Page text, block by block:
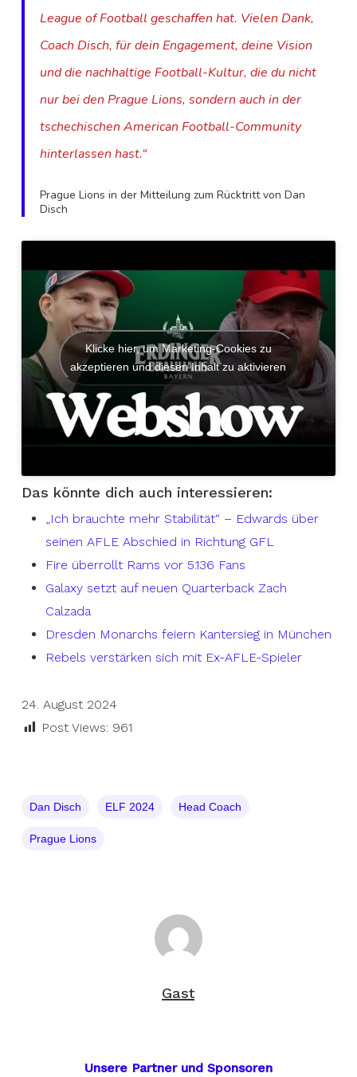
League of Football geschaffen hat. Vielen Dank,
Coach Disch, für dein Engagement, deine Vision
und die nachhaltige Football-Kultur, die du nicht
nur bei den Prague Lions, sondern auch in der
tschechischen American Football-Community
hinterlassen hast.“
Prague Lions in der Mitteilung zum Rücktritt von Dan
Disch
Klicke hier, um Marketing-Cookies zu
akzeptieren und diesen Inhalt zu aktivieren
Das könnte dich auch interessieren:
„Ich brauchte mehr Stabilität“ – Edwards über
seinen AFLE Abschied in Richtung GFL
Fire überrollt Rams vor 5.136 Fans
Galaxy setzt auf neuen Quarterback Zach
Calzada
Dresden Monarchs feiern Kantersieg in München
Rebels verstärken sich mit Ex-AFLE-Spieler
24. August 2024
Post Views: 961
Dan Disch ELF 2024 Head Coach
Prague Lions
Gast
Unsere Partner und Sponsoren